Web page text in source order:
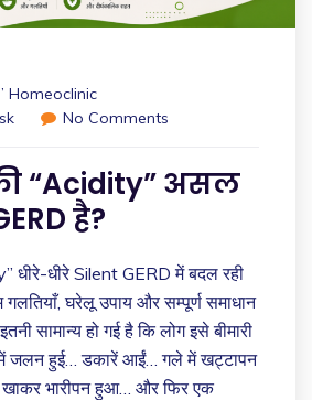
Homeoclinic
No Comments
“Acidity” असल
है?
धीरे-धीरे Silent GERD में बदल रही
घरेलू उपाय और सम्पूर्ण समाधान
सामान्य हो गई है कि लोग इसे बीमारी
में जलन हुई… डकारें आईं… गले में खट्टापन
खाकर भारीपन हुआ… और फिर एक